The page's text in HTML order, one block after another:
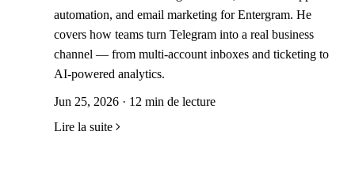
automation, and email marketing for Entergram. He
covers how teams turn Telegram into a real business
channel — from multi-account inboxes and ticketing to
AI-powered analytics.
Jun 25, 2026 · 12 min de lecture
Lire la suite